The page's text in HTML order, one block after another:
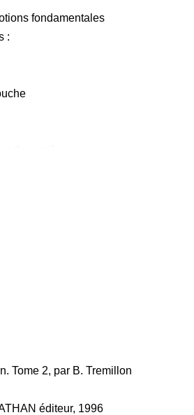
fondamentales
:
de soutien
Tome 2, par B. Tremillon
éditeur, 1996